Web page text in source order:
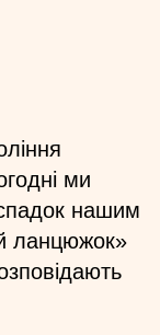
ми
нашим
ланцюжок»